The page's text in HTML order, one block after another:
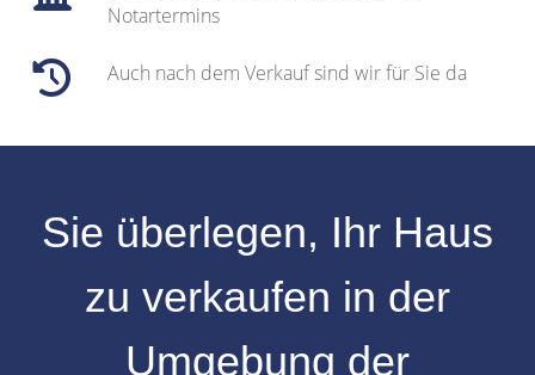
Notartermins
Auch nach dem Verkauf sind wir für Sie da
Sie überlegen, Ihr Haus
zu verkaufen in der
Umgebung der